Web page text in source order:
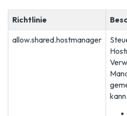
Richtlinie
allow.shared.hostmanager
kann.